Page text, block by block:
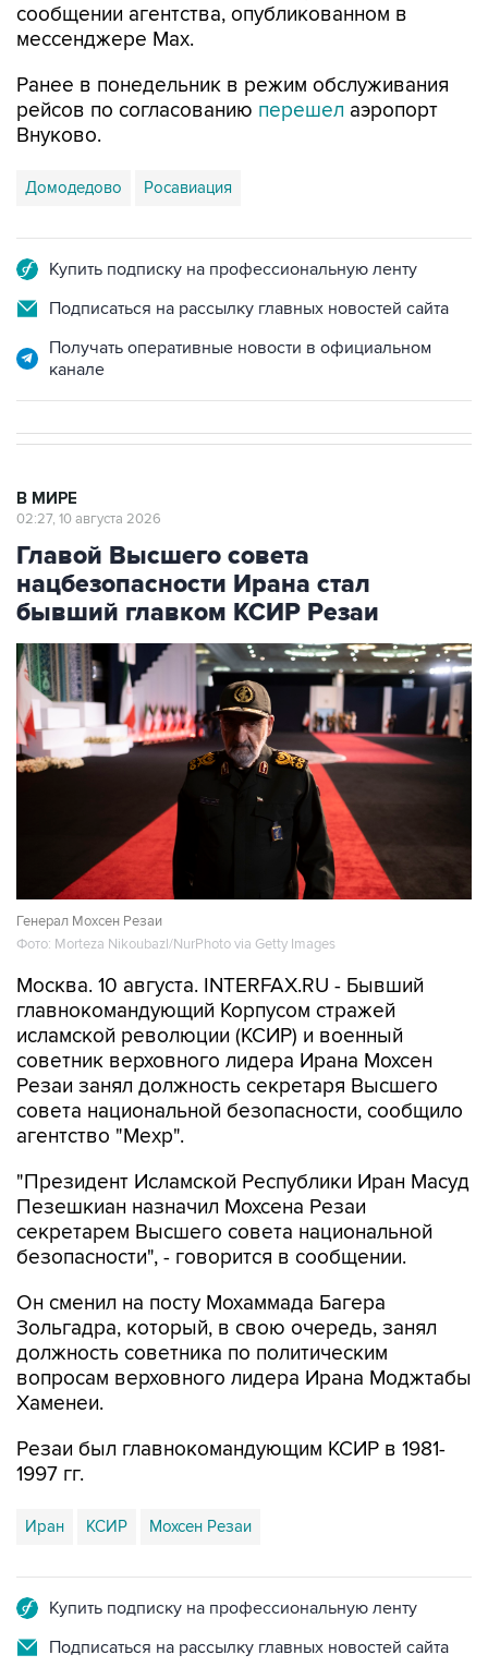
сообщении агентства, опубликованном в
мессенджере Мах.
Ранее в понедельник в режим обслуживания
рейсов по согласованию перешел аэропорт
Внуково.
Домодедово Росавиация
Купить подписку на профессиональную ленту
Подписаться на рассылку главных новостей сайта
Получать оперативные новости в официальном
канале
В МИРЕ
02:27, 10 августа 2026
Главой Высшего совета
нацбезопасности Ирана стал
бывший главком КСИР Резаи
Генерал Мохсен Резаи
Фото: Morteza Nikoubazl/NurPhoto via Getty Images
Москва. 10 августа. INTERFAX.RU - Бывший
главнокомандующий Корпусом стражей
исламской революции (КСИР) и военный
советник верховного лидера Ирана Мохсен
Резаи занял должность секретаря Высшего
совета национальной безопасности, сообщило
агентство "Мехр".
"Президент Исламской Республики Иран Масуд
Пезешкиан назначил Мохсена Резаи
секретарем Высшего совета национальной
безопасности", - говорится в сообщении.
Он сменил на посту Мохаммада Багера
Зольгадра, который, в свою очередь, занял
должность советника по политическим
вопросам верховного лидера Ирана Моджтабы
Хаменеи.
Резаи был главнокомандующим КСИР в 1981-
1997 гг.
Иран КСИР Мохсен Резаи
Купить подписку на профессиональную ленту
Подписаться на рассылку главных новостей сайта